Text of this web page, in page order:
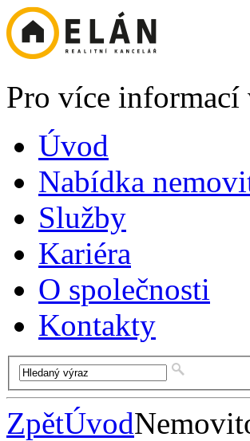
Pro více
Úvod
Nabídka
Služby
Kariéra
O společnosti
Kontakty
ZpětÚvod